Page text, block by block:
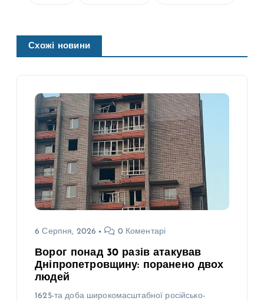
Схожі новини
6 Серпня, 2026 0 Коментарі
Ворог понад 30 разів атакував
Дніпропетровщину: поранено двох
людей
1625-та доба широкомасштабної російсько-